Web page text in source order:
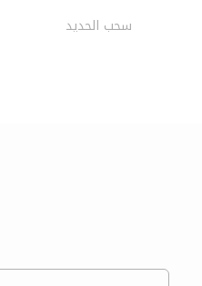
سحب الحديد